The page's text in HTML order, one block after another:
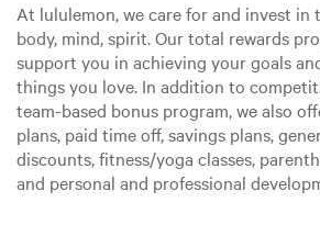
At lululemon, we care for and invest in
body, mind, spirit. Our total rewards
support you in achieving your goals
things you love. In addition to
team-based bonus program, we also
plans, paid time off, savings plans,
discounts, fitness/yoga classes,
and personal and professional